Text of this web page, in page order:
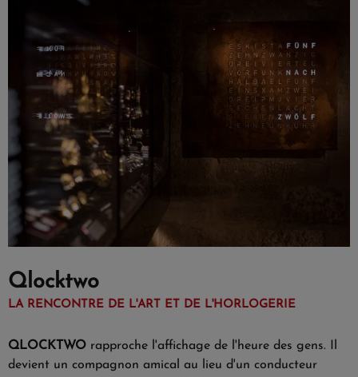
Qlocktwo
LA RENCONTRE DE L'ART ET DE L'HORLOGERIE
QLOCKTWO rapproche l'affichage de l'heure des gens. Il
devient un compagnon amical au lieu d'un conducteur